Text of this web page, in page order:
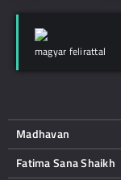
magyar felirattal
Madhavan
Fatima Sana Shaikh